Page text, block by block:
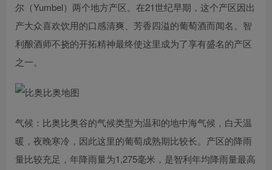
尔（Yumbel）两个地方产区。在21世纪早期，这个产区因出
产大众喜欢饮用的口感清爽、芳香四溢的葡萄酒而闻名。智
利酿酒师不挠的开拓精神最终使这里成为了享有盛名的产区
之一。
气候：比奥比奥谷的气候类型为温和的地中海气候，白天温
暖，夜晚寒冷，因此这里的葡萄成熟期比较长。产区的降雨
量比较充足，年降雨量为1,275毫米，是智利年均降雨量最高